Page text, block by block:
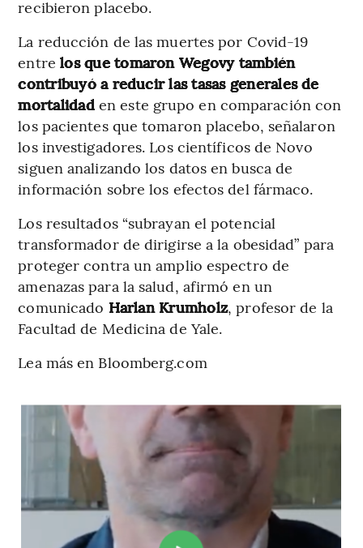
recibieron placebo.
La reducción de las muertes por Covid-19
entre los que tomaron Wegovy también
contribuyó a reducir las tasas generales de
mortalidaden este grupo en comparación con
los pacientes que tomaron placebo, señalaron
los investigadores. Los científicos de Novo
siguen analizando los datos en busca de
información sobre los efectos del fármaco.
Los resultados “subrayan el potencial
transformador de dirigirse a la obesidad” para
proteger contra un amplio espectro de
amenazas para la salud, afirmó en un
comunicado Harlan Krumholz, profesor de la
Facultad de Medicina de Yale.
Lea más en Bloomberg.com